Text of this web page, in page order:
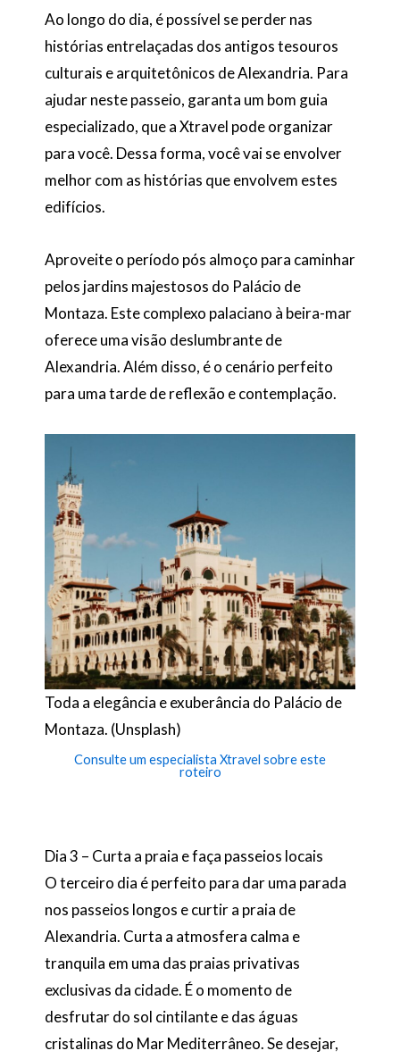
Ao longo do dia, é possível se perder nas
histórias entrelaçadas dos antigos tesouros
culturais e arquitetônicos de Alexandria. Para
ajudar neste passeio, garanta um bom guia
especializado, que a Xtravel pode organizar
para você. Dessa forma, você vai se envolver
melhor com as histórias que envolvem estes
edifícios.
Aproveite o período pós almoço para caminhar
pelos jardins majestosos do Palácio de
Montaza. Este complexo palaciano à beira-mar
oferece uma visão deslumbrante de
Alexandria. Além disso, é o cenário perfeito
para uma tarde de reflexão e contemplação.
Toda a elegância e exuberância do Palácio de
Montaza. (Unsplash)
Consulte um especialista Xtravel sobre este
roteiro
Dia 3 – Curta a praia e faça passeios locais
O terceiro dia é perfeito para dar uma parada
nos passeios longos e curtir a praia de
Alexandria. Curta a atmosfera calma e
tranquila em uma das praias privativas
exclusivas da cidade. É o momento de
desfrutar do sol cintilante e das águas
cristalinas do Mar Mediterrâneo. Se desejar,